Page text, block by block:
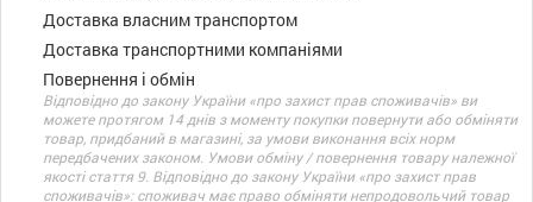
Доставка власним транспортом
Доставка транспортними компаніями
Повернення і обмін
Відповідно до закону України «про захист прав споживачів» ви
можете протягом 14 днів з моменту покупки повернути або обміняти
товар, придбаний в магазині, за умови виконання всіх норм
передбачених законом. Умови обміну / повернення товару належної
якості стаття 9. Відповідно до закону України «про захист прав
споживачів»: споживач має право обміняти непродовольчий товар